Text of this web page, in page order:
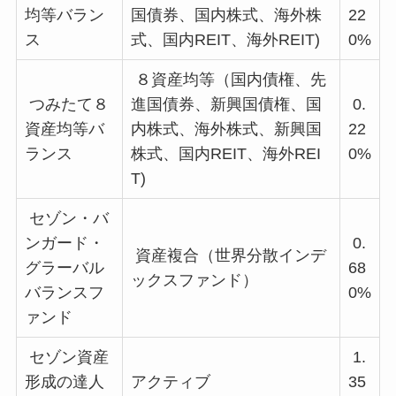
均等バラン
ス
国債券、国内株式、海外株
式、国内REIT、海外REIT)
22
0%
つみたて８
資産均等バ
ランス
８資産均等（国内債権、先
進国債券、新興国債権、国
内株式、海外株式、新興国
株式、国内REIT、海外REI
T)
0.
22
0%
セゾン・バ
ンガード・
グラーバル
バランスフ
ァンド
資産複合（世界分散インデ
ックスファンド）
0.
68
0%
セゾン資産
形成の達人
アクティブ
1.
35